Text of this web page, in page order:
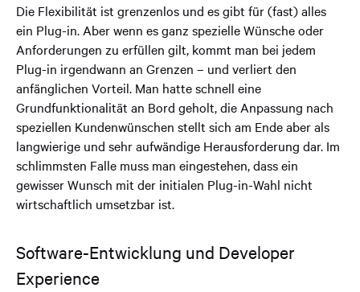
Die Flexibilität ist grenzenlos und es gibt für (fast) alles
ein Plug-in. Aber wenn es ganz spezielle Wünsche oder
Anforderungen zu erfüllen gilt, kommt man bei jedem
Plug-in irgendwann an Grenzen – und verliert den
anfänglichen Vorteil. Man hatte schnell eine
Grundfunktionalität an Bord geholt, die Anpassung nach
speziellen Kundenwünschen stellt sich am Ende aber als
langwierige und sehr aufwändige Herausforderung dar. Im
schlimmsten Falle muss man eingestehen, dass ein
gewisser Wunsch mit der initialen Plug-in-Wahl nicht
wirtschaftlich umsetzbar ist.
Software-Entwicklung und Developer
Experience